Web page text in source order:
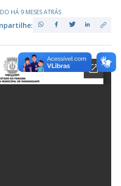
HÁ 9 MESES ATRÁS